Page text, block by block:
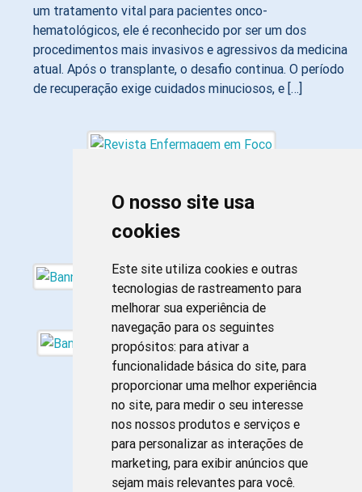
O nosso site usa
cookies
Este site utiliza cookies e outras
tecnologias de rastreamento para
melhorar sua experiência de
navegação para os seguintes
propósitos: para ativar a
funcionalidade básica do site, para
proporcionar uma melhor experiência
no site, para medir o seu interesse
nos nossos produtos e serviços e
para personalizar as interações de
marketing, para exibir anúncios que
sejam mais relevantes para você.
um tratamento vital para pacientes onco-
hematológicos, ele é reconhecido por ser um dos
procedimentos mais invasivos e agressivos da medicina
atual. Após o transplante, o desafio continua. O período
de recuperação exige cuidados minuciosos, e […]